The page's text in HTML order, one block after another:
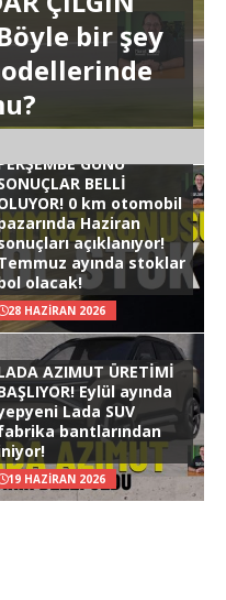
bir şey
GÜNÜ
BELLİ
0 km otomobil
Haziran
açıklanıyor!
ayında stoklar
olacak!
28 HAZIRAN 2026
AZIMUT ÜRETİMİ
Eylül ayında
Lada SUV
bantlarından
19 HAZIRAN 2026